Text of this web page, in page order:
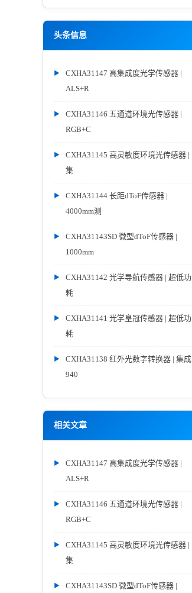
头条信息
CXHA31147 高集成度光学传感器 |
ALS+R
CXHA31146 五通道环境光传感器 |
RGB+C
CXHA31145 高灵敏度环境光传感器 |
集
CXHA31144 长距dToF传感器 |
4000mm测
CXHA31143SD 微型dToF传感器 |
1000mm
CXHA31142 光学导航传感器 | 超低功
耗
CXHA31141 光学皇冠传感器 | 超低功
耗
CXHA31138 红外光数字转换器 | 集成
940
相关文章
CXHA31147 高集成度光学传感器 |
ALS+R
CXHA31146 五通道环境光传感器 |
RGB+C
CXHA31145 高灵敏度环境光传感器 |
集
CXHA31143SD 微型dToF传感器 |